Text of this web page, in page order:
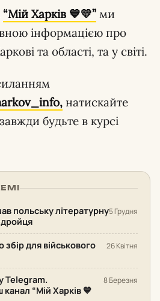
“Мій Харків 💙💛” ми
інформацією про
та області, та у світі.
натискайте
будьте в курсі
польську літературну5 Грудня
для військового
26 Квітня
Telegram.
“Мій Харків 💙
8 Березня